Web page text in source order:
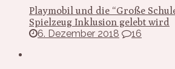
Playmobil und die “Große
Spielzeug Inklusion gelebt wird
6. Dezember 2018
16